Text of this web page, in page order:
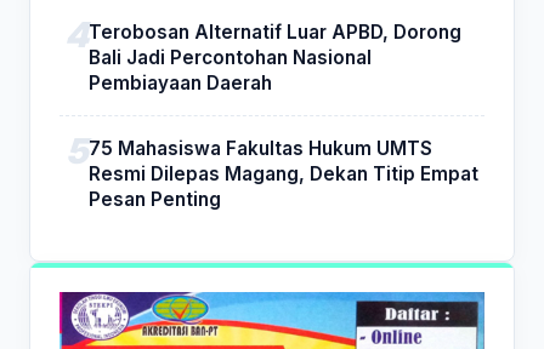
Terobosan Alternatif Luar APBD, Dorong
Bali Jadi Percontohan Nasional
Pembiayaan Daerah
75 Mahasiswa Fakultas Hukum UMTS
Resmi Dilepas Magang, Dekan Titip Empat
Pesan Penting